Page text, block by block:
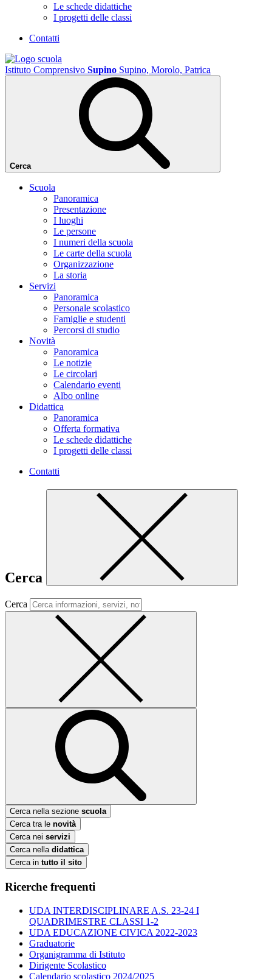
Le schede didattiche
I progetti delle classi
Contatti
Istituto Comprensivo Supino Supino, Morolo, Patrica
Cerca
Scuola
Panoramica
Presentazione
I luoghi
Le persone
I numeri della scuola
Le carte della scuola
Organizzazione
La storia
Servizi
Panoramica
Personale scolastico
Famiglie e studenti
Percorsi di studio
Novità
Panoramica
Le notizie
Le circolari
Calendario eventi
Albo online
Didattica
Panoramica
Offerta formativa
Le schede didattiche
I progetti delle classi
Contatti
Cerca
Cerca
Cerca nella sezione scuola
Cerca tra le novità
Cerca nei servizi
Cerca nella didattica
Cerca in tutto il sito
Ricerche frequenti
UDA INTERDISCIPLINARE A.S. 23-24 I
QUADRIMESTRE CLASSI 1-2
UDA EDUCAZIONE CIVICA 2022-2023
Graduatorie
Organigramma di Istituto
Dirigente Scolastico
Calendario scolastico 2024/2025